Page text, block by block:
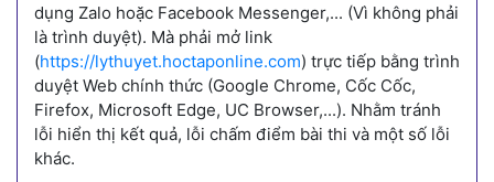
dụng Zalo hoặc Facebook Messenger,... (Vì không phải
là trình duyệt). Mà phải mở link
(https://lythuyet.hoctaponline.com) trực tiếp bằng trình
duyệt Web chính thức (Google Chrome, Cốc Cốc,
Firefox, Microsoft Edge, UC Browser,...). Nhằm tránh
lỗi hiển thị kết quả, lỗi chấm điểm bài thi và một số lỗi
khác.